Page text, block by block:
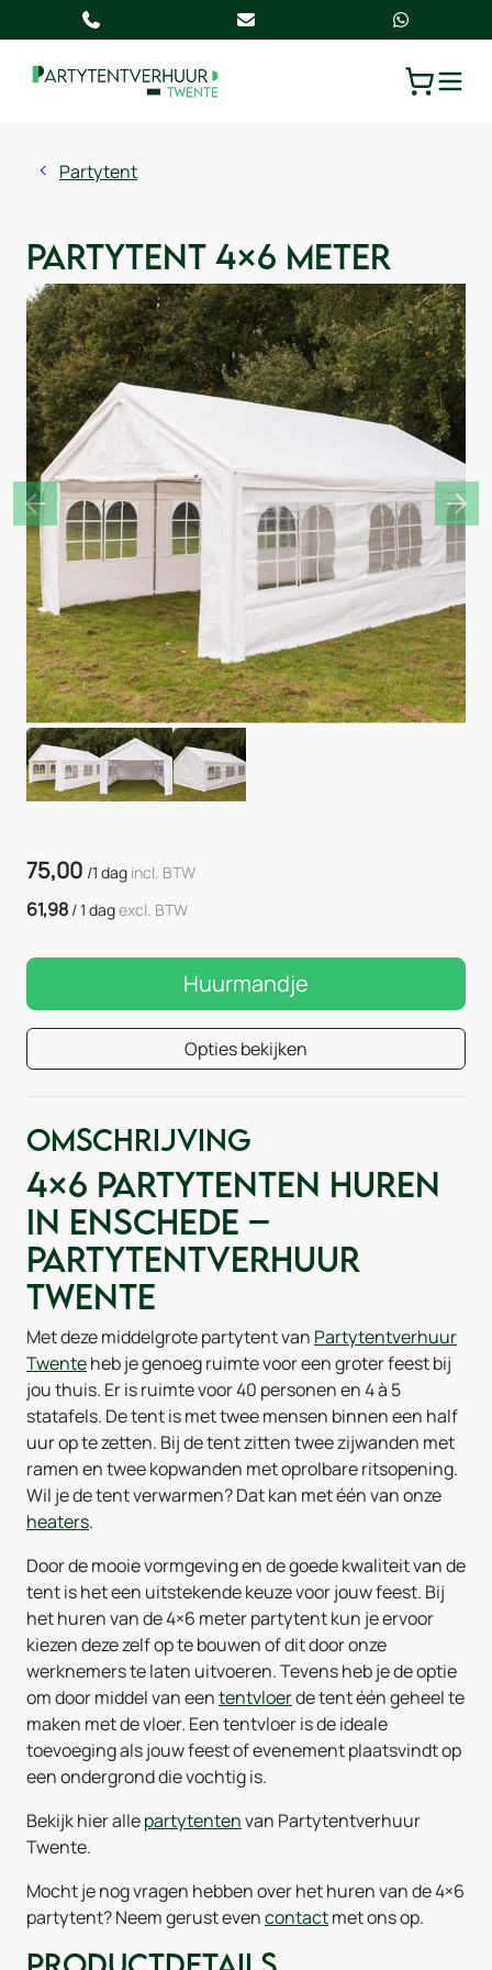
Partytent
Partytent 4×6 meter
Previous Next
75,00 /1 dag incl. BTW
61,98 /1 dagexcl. BTW
Huurmandje
Opties bekijken
Omschrijving
4×6 Partytenten huren
in Enschede –
Partytentverhuur
Twente
Met deze middelgrote partytent van Partytentverhuur
Twenteheb je genoeg ruimte voor een groter feest bij
jou thuis. Er is ruimte voor 40 personen en 4 à 5
statafels. De tent is met twee mensen binnen een half
uur op te zetten. Bij de tent zitten twee zijwanden met
ramen en twee kopwanden met oprolbare ritsopening.
Wil je de tent verwarmen? Dat kan met één van onze
heaters.
Door de mooie vormgeving en de goede kwaliteit van de
tent is het een uitstekende keuze voor jouw feest. Bij
het huren van de 4×6 meter partytent kun je ervoor
kiezen deze zelf op te bouwen of dit door onze
werknemers te laten uitvoeren. Tevens heb je de optie
om door middel van eententvloerde tent één geheel te
maken met de vloer. Een tentvloer is de ideale
toevoeging als jouw feest of evenement plaatsvindt op
een ondergrond die vochtig is.
Bekijk hier allepartytentenvan Partytentverhuur
Twente.
Mocht je nog vragen hebben over het huren van de 4×6
partytent? Neem gerust evencontactmet ons op.